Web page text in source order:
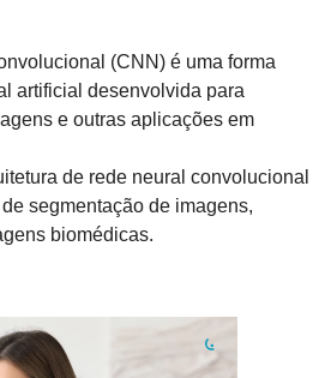
(CNN) é uma forma
artificial desenvolvida para
e outras aplicações em
de rede neural convolucional
segmentação de imagens,
biomédicas.